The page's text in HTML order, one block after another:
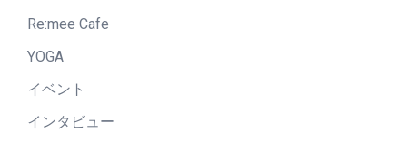
Re:mee Cafe
YOGA
イベント
インタビュー